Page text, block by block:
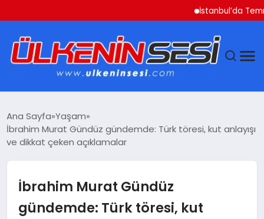
İstanbul’da Temmuz
EKONOMI
Ana Sayfa Yaşam
İbrahim Murat Gündüz gündemde: Türk töresi, kut anlayışı
ve dikkat çeken açıklamalar
İbrahim Murat Gündüz
gündemde: Türk töresi, kut